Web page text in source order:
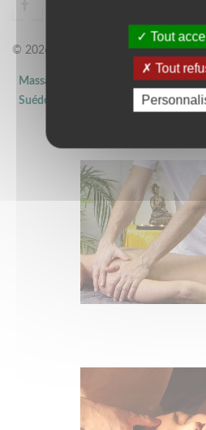
© 2026 . Référencement site internet
Massage californien Nantes-
Suédois Nantes
Massage Deep
Tout
Tout